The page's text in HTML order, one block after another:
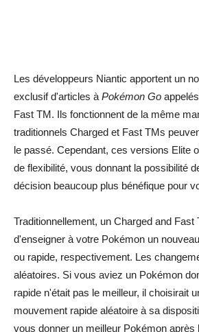
Les développeurs Niantic apportent un
exclusif d'articles à Pokémon Go
Fast TM. Ils fonctionnent de la même
traditionnels Charged et Fast TMs
le passé. Cependant, ces versions Elite
de flexibilité, vous donnant la possibilité
décision beaucoup plus bénéfique pour
Traditionnellement, un Charged and
d'enseigner à votre Pokémon un
ou rapide, respectivement. Les
aléatoires. Si vous aviez un Pokémon
rapide n'était pas le meilleur, il choisirait
mouvement rapide aléatoire à sa
vous donner un meilleur Pokémon après